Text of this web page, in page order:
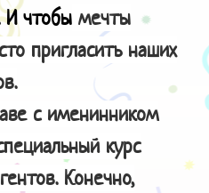
И чтобы мечты
пригласить наших
с именинником
курс
Конечно,